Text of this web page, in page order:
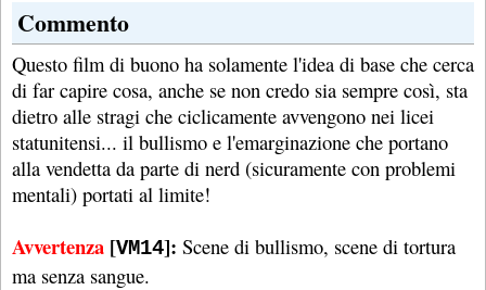
Commento
Questo film di buono ha solamente l'idea di base che cerca
di far capire cosa, anche se non credo sia sempre così, sta
dietro alle stragi che ciclicamente avvengono nei licei
statunitensi... il bullismo e l'emarginazione che portano
alla vendetta da parte di nerd (sicuramente con problemi
mentali) portati al limite!
Avvertenza [VM14]: Scene di bullismo, scene di tortura
ma senza sangue.